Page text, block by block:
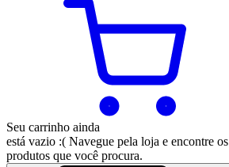
Seu carrinho ainda
está vazio :( Navegue pela loja e encontre os
produtos que você procura.